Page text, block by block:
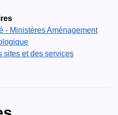
- Ministères Aménagement
sites et des services